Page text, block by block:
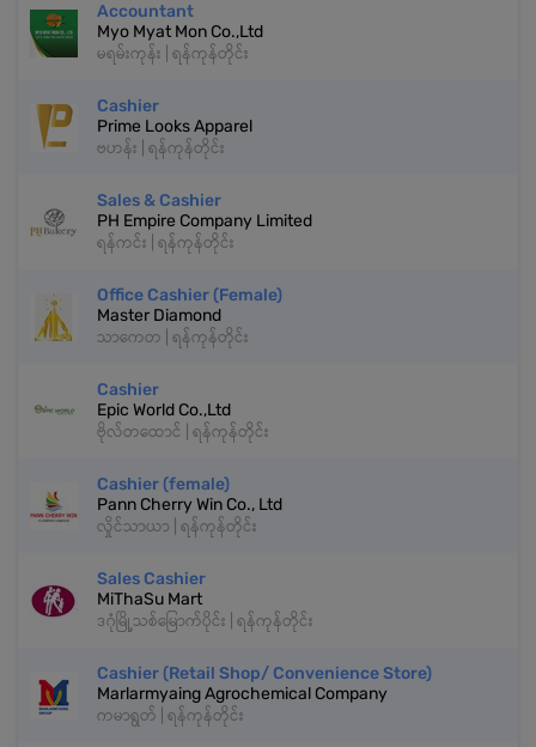
Accountant
Myo Myat Mon Co.,Ltd
မရမ်းကုန်း | ရန်ကုန်တိုင်း
Cashier
Prime Looks Apparel
ဗဟန်း | ရန်ကုန်တိုင်း
Sales & Cashier
PH Empire Company Limited
ရန်ကင်း | ရန်ကုန်တိုင်း
Office Cashier (Female)
Master Diamond
သာကေတ | ရန်ကုန်တိုင်း
Cashier
Epic World Co.,Ltd
ဗိုလ်တထောင် | ရန်ကုန်တိုင်း
Cashier (female)
Pann Cherry Win Co., Ltd
လှိုင်သာယာ | ရန်ကုန်တိုင်း
Sales Cashier
MiThaSu Mart
ဒဂုံမြို့သစ်မြောက်ပိုင်း | ရန်ကုန်တိုင်း
Cashier (Retail Shop/ Convenience Store)
Marlarmyaing Agrochemical Company
ကမာရွတ် | ရန်ကုန်တိုင်း